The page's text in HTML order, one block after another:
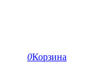
0Корзина